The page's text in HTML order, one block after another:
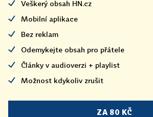
Veškerý obsah HN.cz
Mobilní aplikace
Bez reklam
Odemykejte obsah pro přátele
Články v audioverzi + playlist
Možnost kdykoliv zrušit
ZA 80 KČ